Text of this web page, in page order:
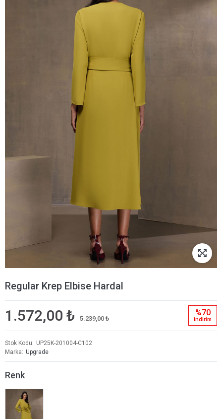
Regular Krep Elbise Hardal
1.572,00 ₺ 5.239,00 ₺
%70
i̇ndi̇ri̇m
Stok Kodu
UP25K-201004-C102
Marka
Upgrade
Renk